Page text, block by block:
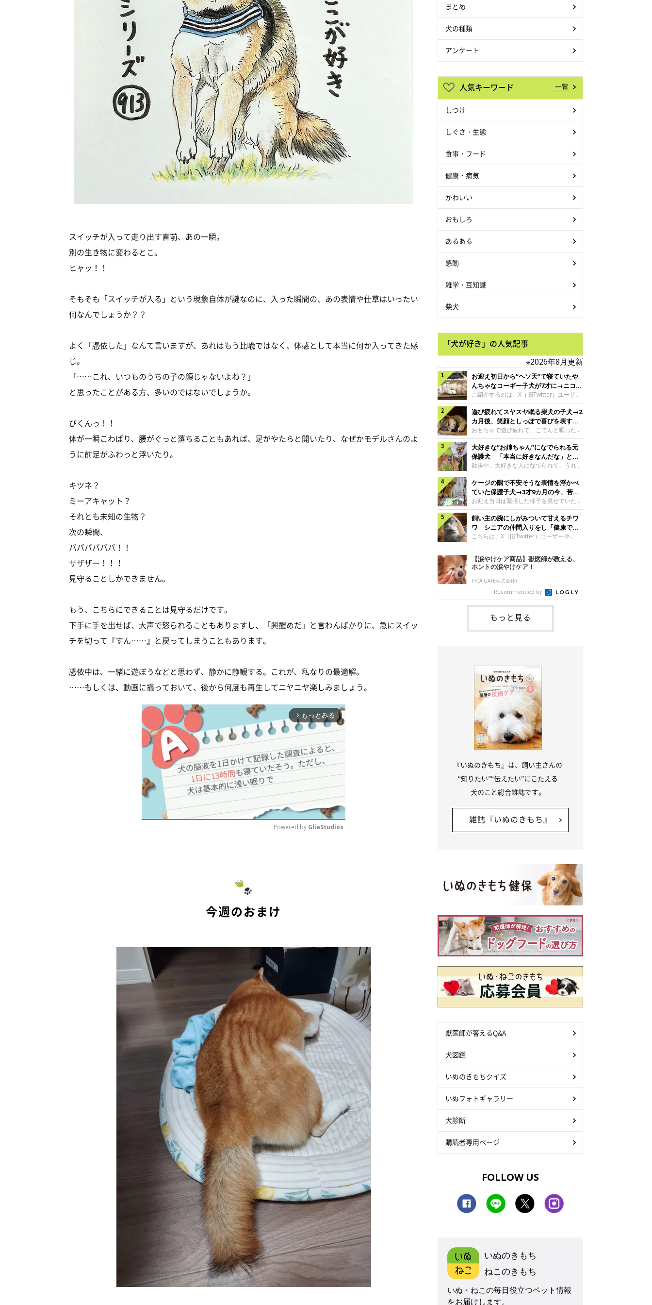
スイッチが入って走り出す直前、あの一瞬。
別の生き物に変わるとこ。
ヒャッ！！
そもそも「スイッチが入る」という現象自体が謎なのに、入った瞬間の、あの表情や仕草はいったい
何なんでしょうか？？
よく「憑依した」なんて言いますが、あれはもう比喩ではなく、体感として本当に何か入ってきた感
じ。
「……これ、いつものうちの子の顔じゃないよね？」
と思ったことがある方、多いのではないでしょうか。
びくんっ！！
体が一瞬こわばり、腰がぐっと落ちることもあれば、足がやたらと開いたり、なぜかモデルさんのよ
うに前足がふわっと浮いたり。
キツネ？
ミーアキャット？
それとも未知の生物？
次の瞬間、
ババババババ！！
ザザザー！！！
見守ることしかできません。
もう、こちらにできることは見守るだけです。
下手に手を出せば、大声で怒られることもありますし、「興醒めだ」と言わんばかりに、急にスイッ
チを切って『すん……』と戻ってしまうこともあります。
憑依中は、一緒に遊ぼうなどと思わず、静かに静観する。これが、私なりの最適解。
……もしくは、動画に撮っておいて、後から何度も再生してニヤニヤ楽しみましょう。
arrow_forward_ios もっとみる
Powered by GliaStudios
今週のおまけ
まとめ
犬の種類
アンケート
人気キーワード 一覧
しつけ
しぐさ・生態
食事・フード
健康・病気
かわいい
おもしろ
あるある
感動
雑学・豆知識
柴犬
「犬が好き」の人気記事
※2026年8月更新
お迎え初日から“ヘソ天”で寝ていたや
んちゃなコーギー子犬が7才に→ニコニ
コ“コーギースマイル”が魅力のコに成
長！
ご紹介するのは、X（旧Twitter）ユーザー
＠Kus1oKg2vsgdWS2さんの愛犬でウェル
シュ・コーギー・ペンブロークの神楽ちゃ
ん。今年の8月で7才になるという神楽ちゃ
んですが、いったいどんな子犬時代を過ご
したのでしょうか。今回は、神楽ちゃんの
成長を飼い主さんと振り返ります！神楽ち
ゃんの成長について聞いた！お迎えから数
日後の神楽ちゃん（撮影時生後2カ月）＠
Kus1oKg2vsgdWS2――お迎え当初の神楽
ちゃんの様子について教えてください。飼
い主さん： 「お迎え当日から“ヘソ天”で寝
るようなコでし
遊び疲れてスヤスヤ眠る柴犬の子犬→2
カ月後、笑顔としっぽで喜びを表すコ
に成長！
おもちゃで遊び疲れて、こてんと眠った子
犬。あれから2カ月、表情や行動にさまざ
まな変化が見られるようになりました。遊
び疲れて眠る生後2カ月のなっちゃん遊び
疲れた様子のなっちゃん。@Pkndg_紹介
するのは、X（旧Twitter）ユーザー
@Pkndg_さんの愛犬・なっちゃん（取材
時、生後4カ月／柴犬）。こちらの写真
は、なっちゃんが生後2カ月のころに撮影
された一枚です。この日、なっちゃんは家
族と一緒におもちゃで遊んでいました。た
くさん遊んで疲れたのか、その後は眠り始
めたそうです。眠るなっちゃん。
@Pkndg_
大好きな“お姉ちゃん”になでられる元
保護犬 「本当に好きなんだな」と感
じる表情にほっこり
散歩中、大好きな人になでられて、うれし
そうな表情を見せる元保護犬。甘えるよう
な姿に、見ているこちらまでほっこりしま
す。大好きな“お姉ちゃん”に甘える小次郎
くん妹さんになでてもらい、うれしそうな
表情を見せる小次郎くん（2026年6月撮
影）。@mika_Jimmy紹介するのは、X（旧
Twitter）ユーザー@mika_Jimmyさんの愛
犬・小次郎くん（撮影時5才）。こちら
は、飼い主さんの妹さんと一緒に散歩をし
日、飼い主さんは実家から自宅へ帰る途
中、妹さんと公園で待ち合わせ
ケージの隅で不安そうな表情を浮かべ
ていた保護子犬→3才9カ月の今、苦手
を克服し頼もしいコに成長！
お迎え当日は緊張した様子を見せていた元
野犬の保護子犬。あれから約3年半、苦手
だったことを一つひとつ克服し、家族に寄
り添う姿を見せています。お迎え当日、ケ
ージの隅で不安そうにお迎え当日のシルビ
アちゃん。@nemonemotos今回紹介する
のは、X（旧Twitter）ユーザー
@nemonemotosさんの愛犬・シルビアち
ゃん（撮影当時、生後推定2カ月）。飼い
主さんが「#最初に撮った一枚」として投
稿した写真には、ケージの隅で不安そうな
表情を浮かべるシルビアちゃんの姿が写っ
ていました。こちらは、保護犬だったシル
飼い主の腕にしがみついて甘えるチワ
ワ シニアの仲間入りをし「健康で穏
やかな暮らしが続いてほしい」と願う
こちらは、X（旧Twitter）ユーザー＠
kotubusuke617さんが投稿した写真。写
っているのは、愛犬でチワワのつぶしゃん
（本名：こつぶちゃん）です。飼い主さん
の腕にしがみつくつぶしゃん（撮影時6
才）＠kotubusuke617撮影当時の状況に
ついて伺うと、飼い主さんはこう教えてく
れました。飼い主さん： 「ある休日のこ
とです。私がソファに座った途端にひざの
上にのってきたので、そのままなでながら
テレビを見ていたのですが、微動だにしな
いので気になって見てみると、腕にしがみ
【涙やけケア商品】獣医師が教える、
ホントの涙やけケア！
PR(AIGATE株式会社)
Recommended by
もっと見る
『いぬのきもち』は、飼い主さんの
“知りたい”“伝えたい”にこたえる
犬のこと総合雑誌です。
雑誌『いぬのきもち』
獣医師が答えるQ&A
犬図鑑
いぬのきもちクイズ
いぬフォトギャラリー
犬診断
購読者専用ページ
FOLLOW US
いぬのきもち
ねこのきもち
いぬ・ねこの毎日役立つペット情報
をお届けします。